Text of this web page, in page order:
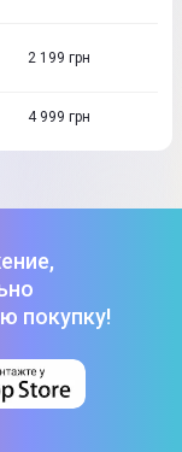
2 199 грн
4 999 грн
покупку!